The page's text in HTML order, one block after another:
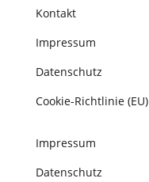
Kontakt
Impressum
Datenschutz
Cookie-Richtlinie (EU)
Impressum
Datenschutz